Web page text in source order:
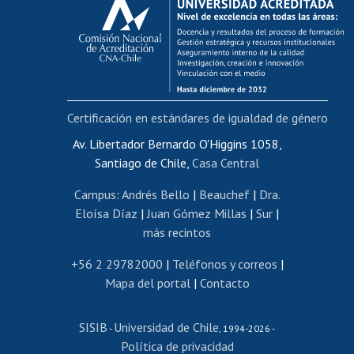
Postulación al AUCAI
Funcionarias/os
Cursos internos de capacitación
Bienestar del personal
Portal de movilidad interna
Certificado de renta
Certificado de renta honorarios
Editar páginas blancas
Extranjeras/os
Revalidación y reconocimiento de títulos
Postulación al Programa de Movilidad Estudiantil
Cursos de español
Av. Libertador Bernardo O'Higgins 1058,
Santiago de Chile, Casa Central
Campus: Andrés Bello | Beauchef| Dra.
Eloísa Díaz |Juan Gómez Millas | Sur |
más recintos
+56 2 29782000 | Teléfonos y correos |
Mapa del portal| Contacto
SISIB - Universidad de Chile, 1994-2026 -
Política de privacidad
Certificación en estándares de igualdad de género